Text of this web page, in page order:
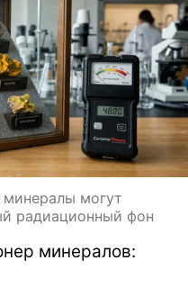
могут
радиационный фон
минералов: